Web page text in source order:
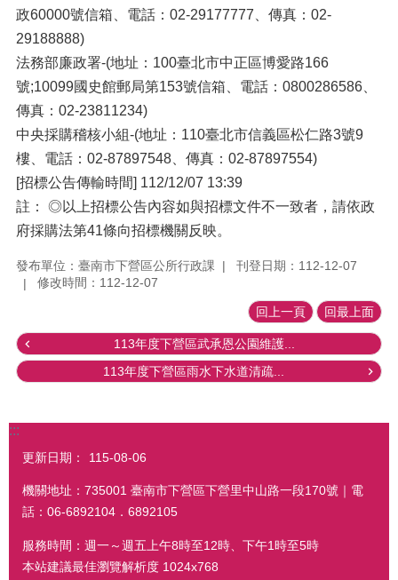
政60000號信箱、電話：02-29177777、傳真：02-
29188888)
法務部廉政署-(地址：100臺北市中正區博愛路166
號;10099國史館郵局第153號信箱、電話：0800286586、
傳真：02-23811234)
中央採購稽核小組-(地址：110臺北市信義區松仁路3號9
樓、電話：02-87897548、傳真：02-87897554)
[招標公告傳輸時間] 112/12/07 13:39
註： ◎以上招標公告內容如與招標文件不一致者，請依政
府採購法第41條向招標機關反映。
發布單位：臺南市下營區公所行政課
刊登日期：112-12-07
修改時間：112-12-07
回上一頁 回最上面
113年度下營區武承恩公園維護...
113年度下營區雨水下水道清疏...
:::
更新日期： 115-08-06
機關地址：735001 臺南市下營區下營里中山路一段170號｜電
話：06-6892104．6892105
服務時間：週一～週五上午8時至12時、下午1時至5時
本站建議最佳瀏覽解析度 1024x768